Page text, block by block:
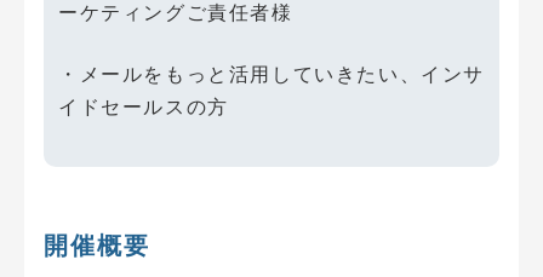
ーケティングご責任者様
・メールをもっと活用していきたい、インサ
イドセールスの方
開催概要